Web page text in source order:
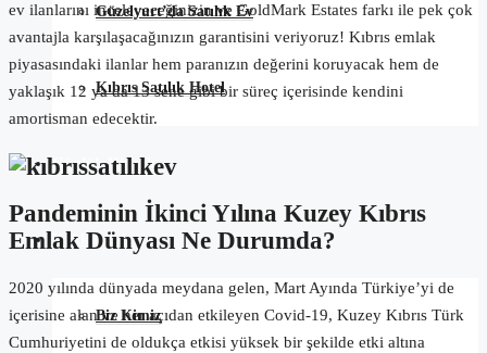
Güzelyurt’da Satılık Ev
Kıbrıs Satılık Hotel
Günlük Kiralık
Hakkımızda
Biz Kimiz
ev ilanlarını inceleyeceğinizin ve GoldMark Estates farkı ile pek çok
avantajla karşılaşacağınızın garantisini veriyoruz! Kıbrıs emlak
piyasasındaki ilanlar hem paranızın değerini koruyacak hem de
yaklaşık 12 ya da 13 sene gibi bir süreç içerisinde kendini
amortisman edecektir.
Pandeminin İkinci Yılına Kuzey Kıbrıs
Emlak Dünyası Ne Durumda?
2020 yılında dünyada meydana gelen, Mart Ayında Türkiye’yi de
içerisine alan ve her açıdan etkileyen Covid-19, Kuzey Kıbrıs Türk
Cumhuriyetini de oldukça etkisi yüksek bir şekilde etki altına